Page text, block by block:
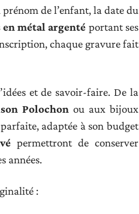
de l’enfant, la date du
métal argenté portant ses
chaque gravure fait
et de savoir-faire. De la
Polochon ou aux bijoux
adaptée à son budget
permettront de conserver
années.
: